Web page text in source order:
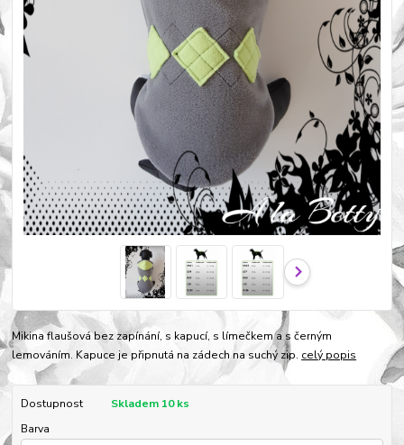
Mikina flaušová bez zapínání, s kapucí, s límečkem a s černým
lemováním. Kapuce je připnutá na zádech na suchý zip. celý popis
Dostupnost
Skladem 10 ks
Barva